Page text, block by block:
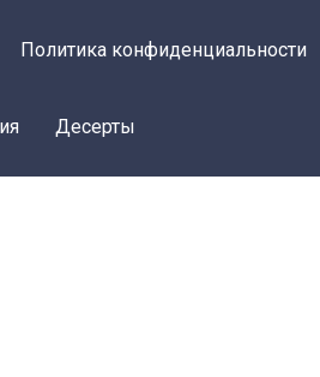
Политика конфиденциальности
Десерты